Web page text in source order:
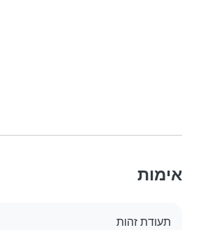
אימות
תעודת זהות